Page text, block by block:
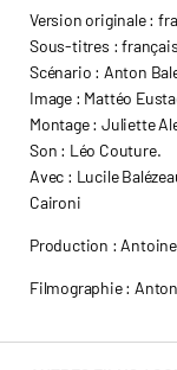
Version originale :
Sous-titres : français
Scénario : Anton
Image : Mattéo
Montage : Juliette
Son : Léo Couture.
Avec : Lucile
Caironi
Production :
Filmographie :